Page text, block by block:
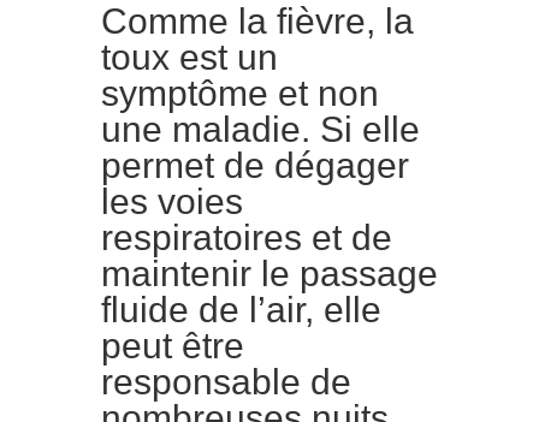
Comme la fièvre, la
toux est un
symptôme et non
une maladie. Si elle
permet de dégager
les voies
respiratoires et de
maintenir le passage
fluide de l’air, elle
peut être
responsable de